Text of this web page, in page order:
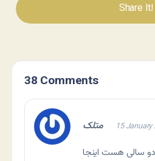
Share It!
38 Comments
متلک 15
سالی هست اینجا